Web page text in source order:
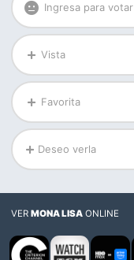
Ingresa para votar
Vista
Favorita
Deseo verla
VERMONA LISA ONLINE